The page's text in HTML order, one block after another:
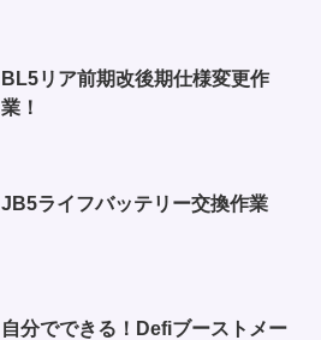
BL5リア前期改後期仕様変更作
業！
JB5ライフバッテリー交換作業
自分でできる！Defiブーストメー